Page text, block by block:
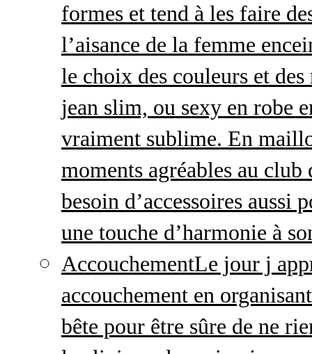
formes et tend à les faire
l’aisance de la femme
le choix des couleurs et
jean slim, ou sexy en robe
vraiment sublime. En
moments agréables au
besoin d’accessoires aussi
une touche d’harmonie à
AccouchementLe jour j
accouchement en
bête pour être sûre de ne